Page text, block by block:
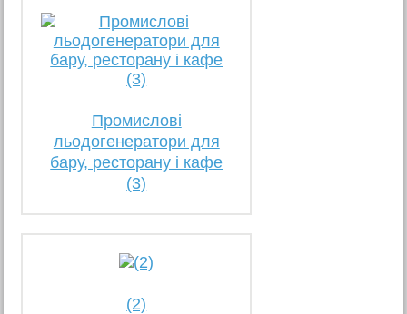
Промислові
льодогенератори для
бару, ресторану і кафе
(3)
(2)